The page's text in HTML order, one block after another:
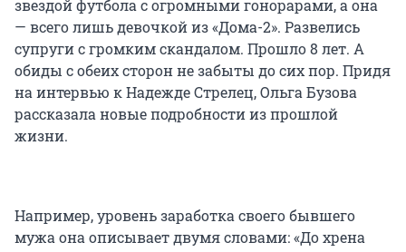
звездой футбола с огромными гонорарами, а она
— всего лишь девочкой из «Дома-2». Развелись
супруги с громким скандалом. Прошло 8 лет. А
обиды с обеих сторон не забыты до сих пор. Придя
на интервью к Надежде Стрелец, Ольга Бузова
рассказала новые подробности из прошлой
жизни.
Например, уровень заработка своего бывшего
мужа она описывает двумя словами: «До хрена